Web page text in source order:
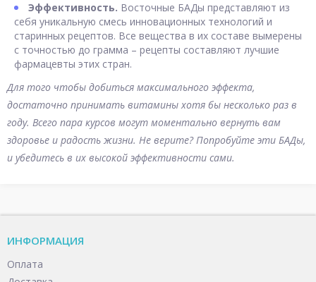
Эффективность. Восточные БАДы представляют из
себя уникальную смесь инновационных технологий и
старинных рецептов. Все вещества в их составе вымерены
с точностью до грамма – рецепты составляют лучшие
фармацевты этих стран.
Для того чтобы добиться максимального эффекта,
достаточно принимать витамины хотя бы несколько раз в
году. Всего пара курсов могут моментально вернуть вам
здоровье и радость жизни. Не верите? Попробуйте эти БАДы,
и убедитесь в их высокой эффективности сами.
ИНФОРМАЦИЯ
Оплата